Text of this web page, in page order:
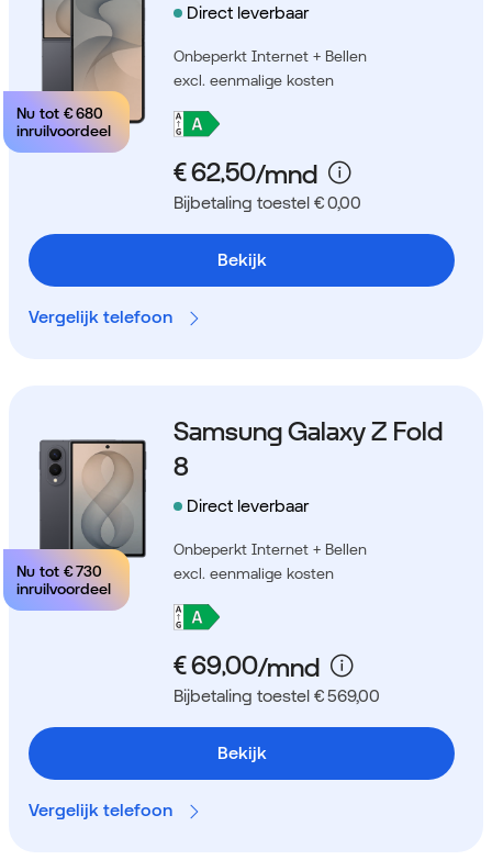
Nu tot € 680
inruilvoordeel
Direct leverbaar
Onbeperkt Internet + Bellen
excl. eenmalige kosten
Bijbetaling toestel € 0,00
Bekijk
Vergelijk telefoon
Nu tot € 730
inruilvoordeel
Samsung Galaxy Z Fold
8
Direct leverbaar
Onbeperkt Internet + Bellen
excl. eenmalige kosten
Bijbetaling toestel € 569,00
Bekijk
Vergelijk telefoon